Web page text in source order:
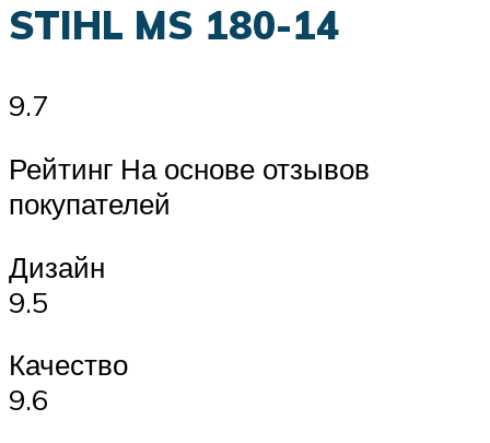
STIHL MS 180-14
9.7
Рейтинг На основе отзывов
покупателей
Дизайн
9.5
Качество
9.6